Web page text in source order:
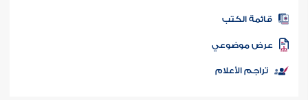
المكتبة
الكتب
موضوعي